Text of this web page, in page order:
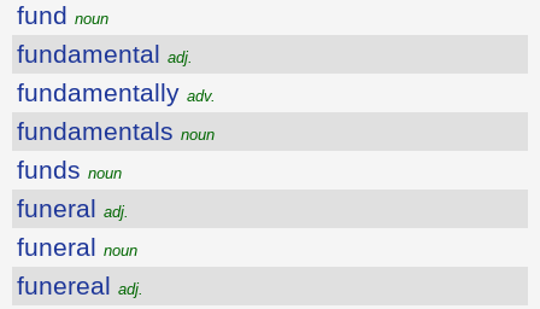
fund noun
fundamental adj.
fundamentally adv.
fundamentals noun
funds noun
funeral adj.
funeral noun
funereal adj.